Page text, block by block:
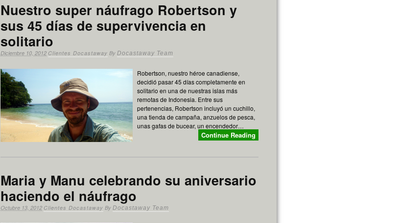
Nuestro super náufrago Robertson y
sus 45 días de supervivencia en
solitario
Diciembre 10, 2012 Clientes Docastaway By Docastaway Team
Robertson, nuestro héroe canadiense,
decidió pasar 45 días completamente en
solitario en una de nuestras islas más
remotas de Indonesia. Entre sus
pertenencias, Robertson incluyó un cuchillo,
una tienda de campaña, anzuelos de pesca,
unas gafas de bucear, un encendedor…
Continue Reading
Maria y Manu celebrando su aniversario
haciendo el náufrago
Octubre 13, 2012 Clientes Docastaway By Docastaway Team